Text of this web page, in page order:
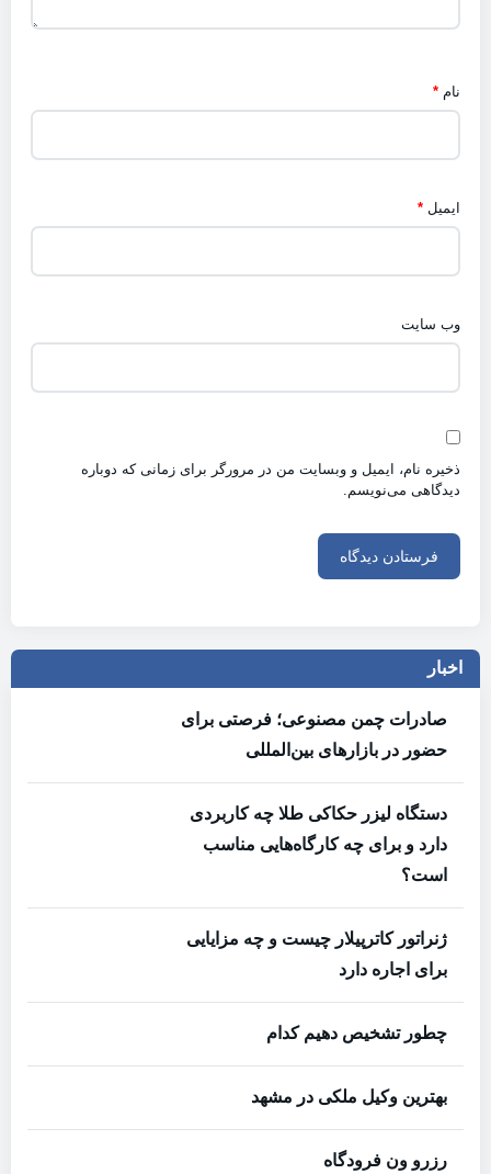
نام *
ایمیل *
وب‌ سایت
ذخیره نام، ایمیل و وبسایت من در مرورگر برای زمانی که دوباره
دیدگاهی می‌نویسم.
اخبار
صادرات چمن مصنوعی؛ فرصتی برای
حضور در بازارهای بین‌المللی
دستگاه لیزر حکاکی طلا چه کاربردی
دارد و برای چه کارگاه‌هایی مناسب
است؟
ژنراتور کاترپیلار چیست و چه مزایایی
برای اجاره دارد
چطور تشخیص دهیم کدام
بهترین وکیل ملکی در مشهد
رزرو ون فرودگاه